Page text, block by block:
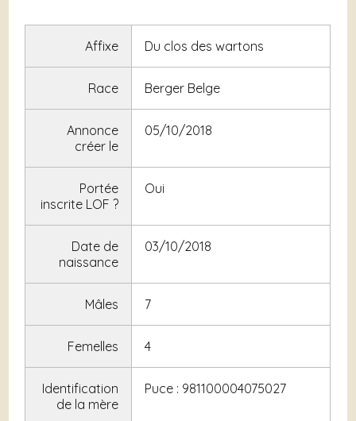
Affixe Du clos des wartons
Race Berger Belge
Annonce
créer le
05/10/2018
Portée
inscrite LOF?
Oui
Date de
naissance
03/10/2018
Mâles 7
Femelles 4
Identification
de la mère
Puce : 981100004075027